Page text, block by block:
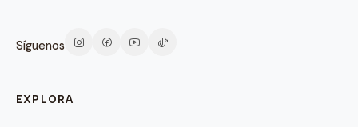
Síguenos
EXPLORA